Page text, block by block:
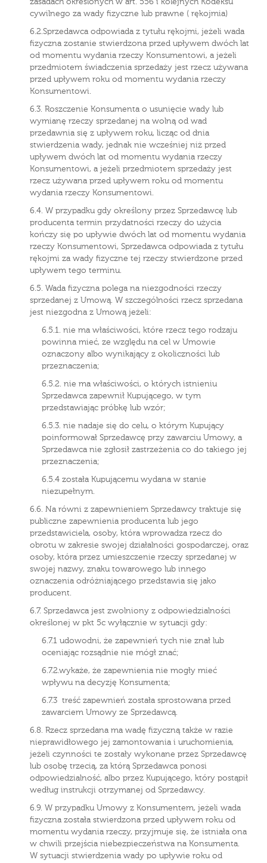
zasadach określonych w art. 556 i kolejnych Kodeksu
cywilnego za wady fizyczne lub prawne ( rękojmia)
6.2.Sprzedawca odpowiada z tytułu rękojmi, jeżeli wada
fizyczna zostanie stwierdzona przed upływem dwóch lat
od momentu wydania rzeczy Konsumentowi, a jeżeli
przedmiotem świadczenia sprzedaży jest rzecz używana
przed upływem roku od momentu wydania rzeczy
Konsumentowi.
6.3. Roszczenie Konsumenta o usunięcie wady lub
wymianę rzeczy sprzedanej na wolną od wad
przedawnia się z upływem roku, licząc od dnia
stwierdzenia wady, jednak nie wcześniej niż przed
upływem dwóch lat od momentu wydania rzeczy
Konsumentowi, a jeżeli przedmiotem sprzedaży jest
rzecz używana przed upływem roku od momentu
wydania rzeczy Konsumentowi.
6.4. W przypadku gdy określony przez Sprzedawcę lub
producenta termin przydatności rzeczy do użycia
kończy się po upływie dwóch lat od momentu wydania
rzeczy Konsumentowi, Sprzedawca odpowiada z tytułu
rękojmi za wady fizyczne tej rzeczy stwierdzone przed
upływem tego terminu.
6.5. Wada fizyczna polega na niezgodności rzeczy
sprzedanej z Umową. W szczególności rzecz sprzedana
jest niezgodna z Umową jeżeli:
6.5.1. nie ma właściwości, które rzecz tego rodzaju
powinna mieć, ze względu na cel w Umowie
oznaczony albo wynikający z okoliczności lub
przeznaczenia;
6.5.2. nie ma właściwości, o których istnieniu
Sprzedawca zapewnił Kupującego, w tym
przedstawiając próbkę lub wzór;
6.5.3. nie nadaje się do celu, o którym Kupujący
poinformował Sprzedawcę przy zawarciu Umowy, a
Sprzedawca nie zgłosił zastrzeżenia co do takiego jej
przeznaczenia;
6.5.4 została Kupującemu wydana w stanie
niezupełnym.
6.6. Na równi z zapewnieniem Sprzedawcy traktuje się
publiczne zapewnienia producenta lub jego
przedstawiciela, osoby, która wprowadza rzecz do
obrotu w zakresie swojej działalności gospodarczej, oraz
osoby, która przez umieszczenie rzeczy sprzedanej w
swojej nazwy, znaku towarowego lub innego
oznaczenia odróżniającego przedstawia się jako
producent.
6.7. Sprzedawca jest zwolniony z odpowiedzialności
określonej w pkt 5c wyłącznie w sytuacji gdy:
6.7.1 udowodni, że zapewnień tych nie znał lub
oceniając rozsądnie nie mógł znać;
6.7.2.wykaże, że zapewnienia nie mogły mieć
wpływu na decyzję Konsumenta;
6.7.3 treść zapewnień została sprostowana przed
zawarciem Umowy ze Sprzedawcą.
6.8. Rzecz sprzedana ma wadę fizyczną także w razie
nieprawidłowego jej zamontowania i uruchomienia,
jeżeli czynności te zostały wykonane przez Sprzedawcę
lub osobę trzecią, za którą Sprzedawca ponosi
odpowiedzialność, albo przez Kupującego, który postąpił
według instrukcji otrzymanej od Sprzedawcy.
6.9. W przypadku Umowy z Konsumentem, jeżeli wada
fizyczna została stwierdzona przed upływem roku od
momentu wydania rzeczy, przyjmuje się, że istniała ona
w chwili przejścia niebezpieczeństwa na Konsumenta.
W sytuacji stwierdzenia wady po upływie roku od